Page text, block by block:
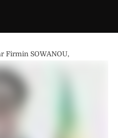
Firmin SOWANOU,